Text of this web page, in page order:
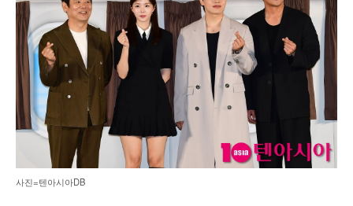
사진=텐아시아DB